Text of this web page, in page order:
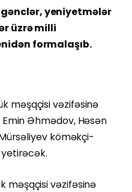
yeniyetmələr
üzrə milli
formalaşıb.
məşqçisi vəzifəsinə
Əhmədov, Həsən
köməkçi-
yetirəcək.
məşqçisi vəzifəsinə